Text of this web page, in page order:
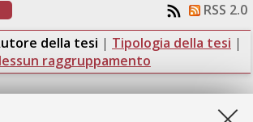
RSS 2.0
della tesi | Tipologia della tesi |
raggruppamento